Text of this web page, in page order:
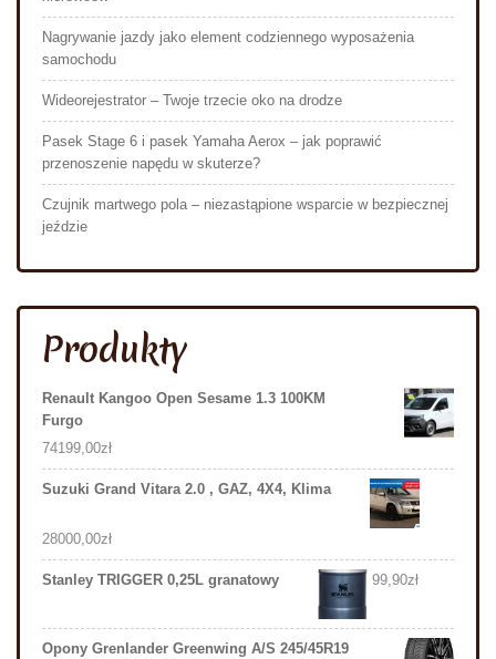
Nagrywanie jazdy jako element codziennego wyposażenia
samochodu
Wideorejestrator – Twoje trzecie oko na drodze
Pasek Stage 6 i pasek Yamaha Aerox – jak poprawić
przenoszenie napędu w skuterze?
Czujnik martwego pola – niezastąpione wsparcie w bezpiecznej
jeździe
Produkty
Renault Kangoo Open Sesame 1.3 100KM
Furgo
74199,00zł
Suzuki Grand Vitara 2.0 , GAZ, 4X4, Klima
28000,00zł
Stanley TRIGGER 0,25L granatowy 99,90zł
Opony Grenlander Greenwing A/S 245/45R19